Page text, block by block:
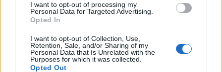
I want to opt-out of processing my
Personal Data for Targeted Advertising.
Opted In
I want to opt-out of Collection, Use,
Retention, Sale, and/or Sharing of my
Personal Data that Is Unrelated with the
Purposes for which it was collected.
Opted Out
SINTEL IT S.R.L. 0-1 milioni
SOCIETA' A
RESPONSABILITA'
LIMITATA
0-1 milioni